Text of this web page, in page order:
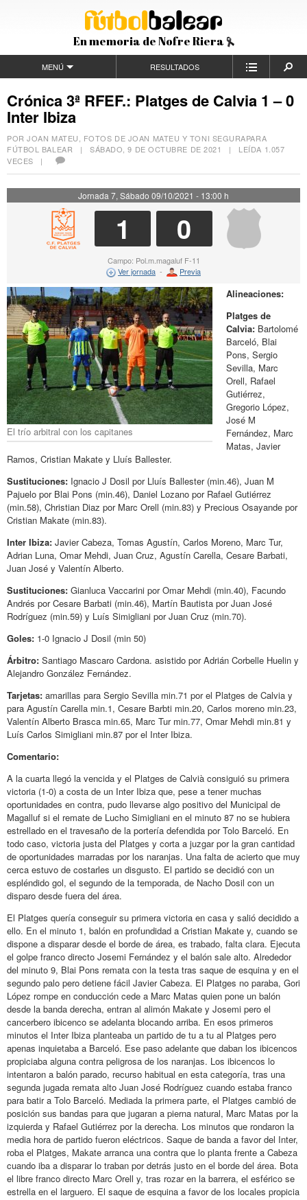
En memoria de Nofre Riera
MENÚ RESULTADOS
Crónica 3ª RFEF.: Platges de Calvia 1 – 0
Inter Ibiza
POR JOAN MATEU, FOTOS DE JOAN MATEU Y TONI SEGURAPARA
FÚTBOL BALEAR |SÁBADO, 9 DE OCTUBRE DE 2021
| LEÍDA 1.057
VECES |
Jornada 7, Sábado 09/10/2021 - 13:00 h
1 0
Campo: Pol.m.magaluf F-11
Ver jornada - Previa
El trío arbitral con los capitanes
Alineaciones:
Platges de
Calvia: Bartolomé
Barceló, Blai
Pons, Sergio
Sevilla, Marc
Orell, Rafael
Gutiérrez,
Gregorio López,
José M
Fernández, Marc
Matas, Javier
Ramos, Cristian Makate y Lluís Ballester.
Sustituciones: Ignacio J Dosil por Lluís Ballester (min.46), Juan M
Pajuelo por Blai Pons (min.46), Daniel Lozano por Rafael Gutiérrez
(min.58), Christian Diaz por Marc Orell (min.83) y Precious Osayande por
Cristian Makate (min.83).
Inter Ibiza: Javier Cabeza, Tomas Agustín, Carlos Moreno, Marc Tur,
Adrian Luna, Omar Mehdi, Juan Cruz, Agustín Carella, Cesare Barbati,
Juan José y Valentín Alberto.
Sustituciones: Gianluca Vaccarini por Omar Mehdi (min.40), Facundo
Andrés por Cesare Barbati (min.46), Martín Bautista por Juan José
Rodríguez (min.59) y Luís Simigliani por Juan Cruz (min.70).
Goles: 1-0 Ignacio J Dosil (min 50)
Árbitro: Santiago Mascaro Cardona. asistido por Adrián Corbelle Huelin y
Alejandro González Fernández.
Tarjetas: amarillas para Sergio Sevilla min.71 por el Platges de Calvia y
para Agustín Carella min.1, Cesare Barbti min.20, Carlos moreno min.23,
Valentín Alberto Brasca min.65, Marc Tur min.77, Omar Mehdi min.81 y
Luís Carlos Simigliani min.87 por el Inter Ibiza.
Comentario:
A la cuarta llegó la vencida y el Platges de Calvià consiguió su primera
victoria (1-0) a costa de un Inter Ibiza que, pese a tener muchas
oportunidades en contra, pudo llevarse algo positivo del Municipal de
Magalluf si el remate de Lucho Simigliani en el minuto 87 no se hubiera
estrellado en el travesaño de la portería defendida por Tolo Barceló. En
todo caso, victoria justa del Platges y corta a juzgar por la gran cantidad
de oportunidades marradas por los naranjas. Una falta de acierto que muy
cerca estuvo de costarles un disgusto. El partido se decidió con un
espléndido gol, el segundo de la temporada, de Nacho Dosil con un
disparo desde fuera del área.
El Platges quería conseguir su primera victoria en casa y salió decidido a
ello. En el minuto 1, balón en profundidad a Cristian Makate y, cuando se
dispone a disparar desde el borde de área, es trabado, falta clara. Ejecuta
el golpe franco directo Josemi Fernández y el balón sale alto. Alrededor
del minuto 9, Blai Pons remata con la testa tras saque de esquina y en el
segundo palo pero detiene fácil Javier Cabeza. El Platges no paraba, Gori
López rompe en conducción cede a Marc Matas quien pone un balón
desde la banda derecha, entran al alimón Makate y Josemi pero el
cancerbero ibicenco se adelanta blocando arriba. En esos primeros
minutos el Inter Ibiza planteaba un partido de tu a tu al Platges pero
apenas inquietaba a Barceló. Ese paso adelante que daban los ibicencos
propiciaba alguna contra peligrosa de los naranjas. Los ibicencos lo
intentaron a balón parado, recurso habitual en esta categoría, tras una
segunda jugada remata alto Juan José Rodríguez cuando estaba franco
para batir a Tolo Barceló. Mediada la primera parte, el Platges cambió de
posición sus bandas para que jugaran a pierna natural, Marc Matas por la
izquierda y Rafael Gutiérrez por la derecha. Los minutos que rondaron la
media hora de partido fueron eléctricos. Saque de banda a favor del Inter,
roba el Platges, Makate arranca una contra que lo planta frente a Cabeza
cuando iba a disparar lo traban por detrás justo en el borde del área. Bota
el libre franco directo Marc Orell y, tras rozar en la barrera, el esférico se
estrella en el larguero. El saque de esquina a favor de los locales propicia